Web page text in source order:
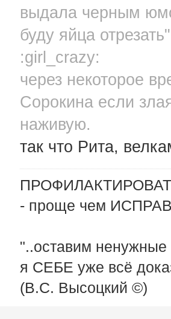
выдала черным
буду яйца отрезать"
:girl_crazy:
через некоторое
Сорокина если
наживую.
так что Рита,
- проще чем
"..оставим
я СЕБЕ уже всё
(В.С. Высоцкий ©)